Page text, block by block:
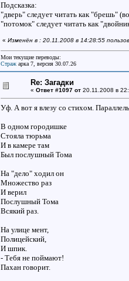
Подсказка:
"дверь" следует читать как "брешь"
"потомок" следует читать как
« Изменён в : 20.11.2008 в 14:28:55
Мои текущие переводы:
Стражарка 7, версия 30.07.26
Re: Загадки
« Ответ #1097 от20.11.2008 в
Уф. А вот я влезу со стихом.
В одном городишке
Стояла тюрьма
И в камере там
Был послушный Тома
На "дело" ходил он
Множество раз
И верил
Послушный Тома
Всякий раз.
На улице мент,
Полицейский,
И шпик.
- Тебя не поймают!
Пахан говорит.